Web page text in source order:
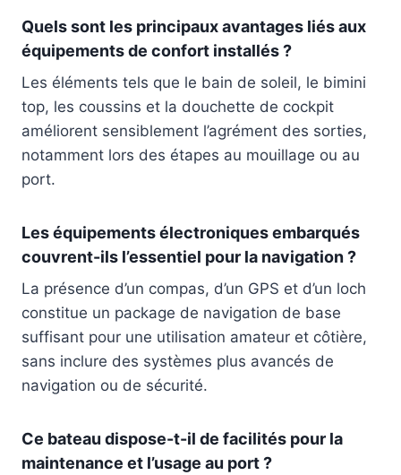
Quels sont les principaux avantages liés aux
équipements de confort installés ?
Les éléments tels que le bain de soleil, le bimini
top, les coussins et la douchette de cockpit
améliorent sensiblement l’agrément des sorties,
notamment lors des étapes au mouillage ou au
port.
Les équipements électroniques embarqués
couvrent-ils l’essentiel pour la navigation ?
La présence d’un compas, d’un GPS et d’un loch
constitue un package de navigation de base
suffisant pour une utilisation amateur et côtière,
sans inclure des systèmes plus avancés de
navigation ou de sécurité.
Ce bateau dispose-t-il de facilités pour la
maintenance et l’usage au port ?